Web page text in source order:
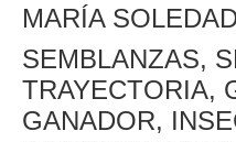
MARÍA
SEMBLANZAS,
TRAYECTORIA,
GANADOR,